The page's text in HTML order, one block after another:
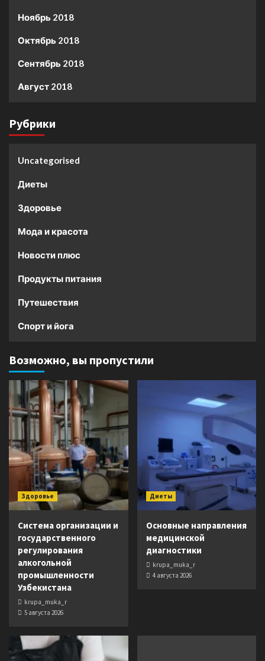
Ноябрь 2018
Октябрь 2018
Сентябрь 2018
Август 2018
Рубрики
Uncategorised
Диеты
Здоровье
Мода и красота
Новости плюс
Продукты питания
Путешествия
Спорт и йога
Возможно, вы пропустили
Здоровье
Система организации и
государственного
регулирования
алкогольной
промышленности
Узбекистана
krupa_muka_r
5 августа 2026
Диеты
Основные направления
медицинской
диагностики
krupa_muka_r
4 августа 2026